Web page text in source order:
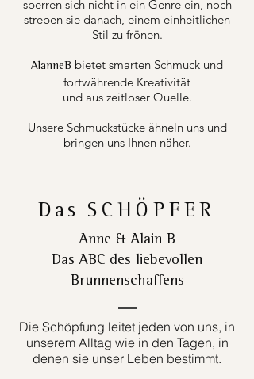
sperren sich nicht in ein Genre ein, noch
streben sie danach, einem einheitlichen
Stil zu frönen.
AlanneB bietet smarten Schmuck und
fortwährende Kreativität
und aus zeitloser Quelle.
Unsere Schmuckstücke ähneln uns und
bringen uns Ihnen näher.
Das SCHÖPFER
Anne & Alain B
Das ABC des liebevollen
Brunnenschaffens
Die Schöpfung leitet jeden von uns, in
unserem Alltag wie in den Tagen, in
denen sie unser Leben bestimmt.